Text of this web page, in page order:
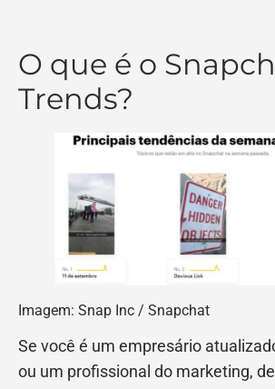
O que é o
Trends?
Imagem: Snap Inc / Snapchat
Se você é um empresário
ou um profissional do marketing,